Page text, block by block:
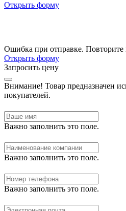
Открыть форму
Ошибка при отправке. Повторите
Открыть форму
Запросить цену
Внимание! Товар предназначен
покупателей.
Важно заполнить это поле.
Важно заполнить это поле.
Важно заполнить это поле.